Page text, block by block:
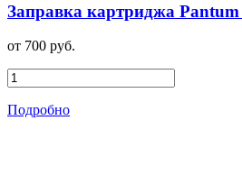
Заправка картриджа
от 700 руб.
Подробно